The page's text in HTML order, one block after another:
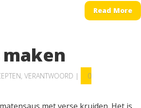
Read More
, VERANTWOORD |
0